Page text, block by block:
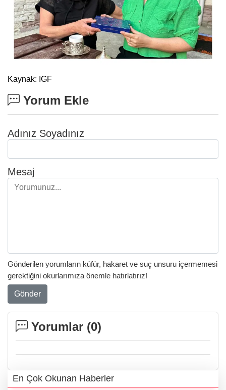
Kaynak: IGF
Yorum Ekle
Adınız Soyadınız
Mesaj
Gönderilen yorumların küfür, hakaret ve suç unsuru içermemesi
gerektiğini okurlarımıza önemle hatırlatırız!
Gönder
Yorumlar (0)
En Çok Okunan Haberler